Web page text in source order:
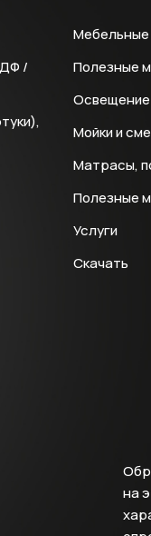
/
Мебельные
Полезные
Освещение
Мойки и
Матрасы,
Полезные
Услуги
Скачать
на